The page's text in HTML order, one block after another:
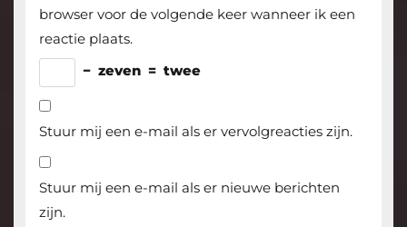
browser voor de volgende keer wanneer ik een
reactie plaats.
− zeven = twee
Stuur mij een e-mail als er vervolgreacties zijn.
Stuur mij een e-mail als er nieuwe berichten
zijn.